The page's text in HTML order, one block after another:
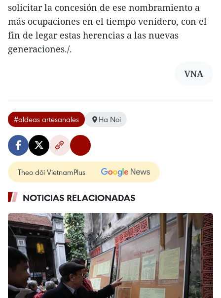
solicitar la concesión de ese nombramiento a
más ocupaciones en el tiempo venidero, con el
fin de legar estas herencias a las nuevas
generaciones./.
VNA
#aldeas artesanales Ha Noi
Theo dõi VietnamPlus
NOTICIAS RELACIONADAS